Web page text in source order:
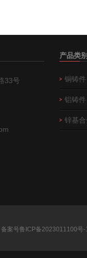
33号
产品类
铜铸件
铝铸件
锌基
备案号鲁ICP备2023011100号-